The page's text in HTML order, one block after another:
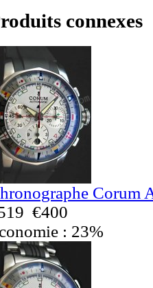
connexes
Corum
€400
: 23%